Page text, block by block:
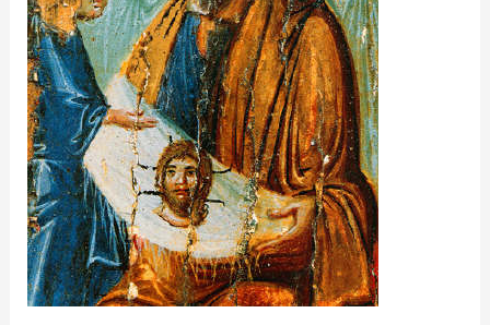
Abgaro,
rey
de
Edesa